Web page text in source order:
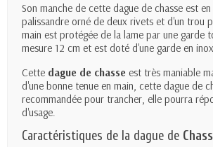
Son manche de cette dague de chasse est
palissandre orné de deux rivets et d'un trou
main est protégée de la lame par une garde
mesure 12 cm et est doté d'une garde en inox.
Cette dague de chasse est très maniable
d'une bonne tenue en main, cette dague de
recommandée pour trancher, elle pourra
d'usage.
Caractéristiques de la dague de